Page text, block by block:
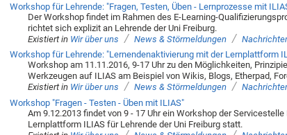
Workshop für Lehrende: "Fragen, Testen, Üben - Lernprozesse mit
Der Workshop findet im Rahmen des E-Learning-
richtet sich explizit an Lehrende der Uni Freiburg.
Existiert in Wir über uns / News & Störmeldungen /
Workshop für Lehrende: "Lernendenaktivierung mit der Lernplattform
Workshop am 11.11.2016, 9-17 Uhr zu den Möglichkeiten,
Werkzeugen auf ILIAS am Beispiel von Wikis, Blogs, Etherpad,
Existiert in Wir über uns / News & Störmeldungen /
Workshop "Fragen - Testen - Üben mit ILIAS"
Am 9.12.2013 findet von 9 - 17 Uhr ein Workshop der
Lernplattform ILIAS für Lehrende der Uni Freiburg statt.